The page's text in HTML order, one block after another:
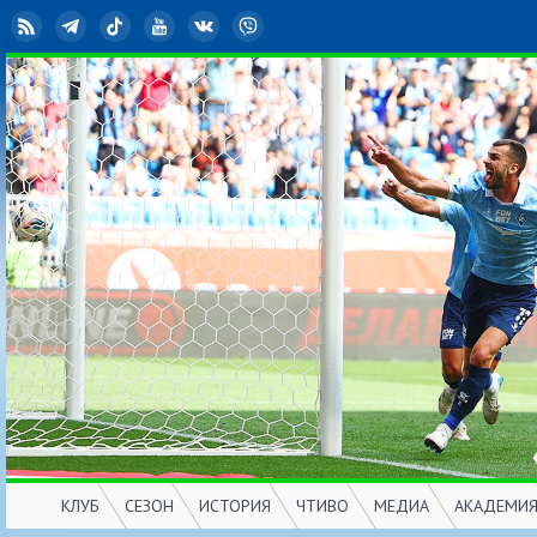
RSS TelegramTikTok YouTubeВКонтакте
КЛУБ
СЕЗОН
ИСТОРИЯ
ЧТИВО
МЕДИА
АКАДЕМИЯ